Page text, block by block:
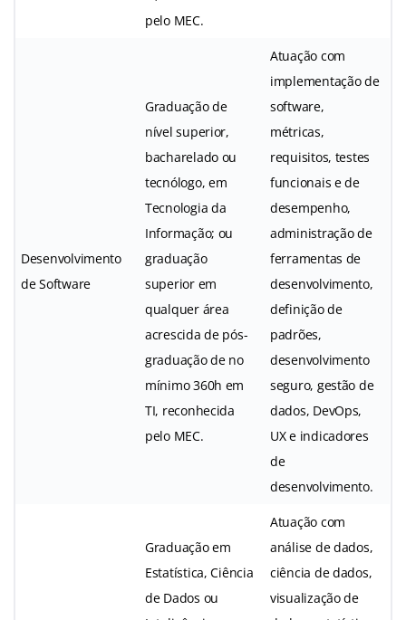
pelo MEC.
Desenvolvimento
de Software
Graduação de
nível superior,
bacharelado ou
tecnólogo, em
Tecnologia da
Informação; ou
graduação
superior em
qualquer área
acrescida de pós-
graduação de no
mínimo 360h em
TI, reconhecida
pelo MEC.
Atuação com
implementação de
software,
métricas,
requisitos, testes
funcionais e de
desempenho,
administração de
ferramentas de
desenvolvimento,
definição de
padrões,
desenvolvimento
seguro, gestão de
dados, DevOps,
UX e indicadores
de
desenvolvimento.
Graduação em
Estatística, Ciência
de Dados ou
Atuação com
análise de dados,
ciência de dados,
visualização de